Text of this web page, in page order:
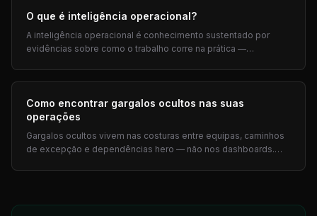
O que é inteligência operacional?
A inteligência operacional é conhecimento sustentado por
evidências sobre como o trabalho corre na prática —
Como encontrar gargalos ocultos nas suas
operações
Gargalos ocultos vivem nas costuras entre equipas, caminhos
de excepção e dependências hero — não nos dashboards.